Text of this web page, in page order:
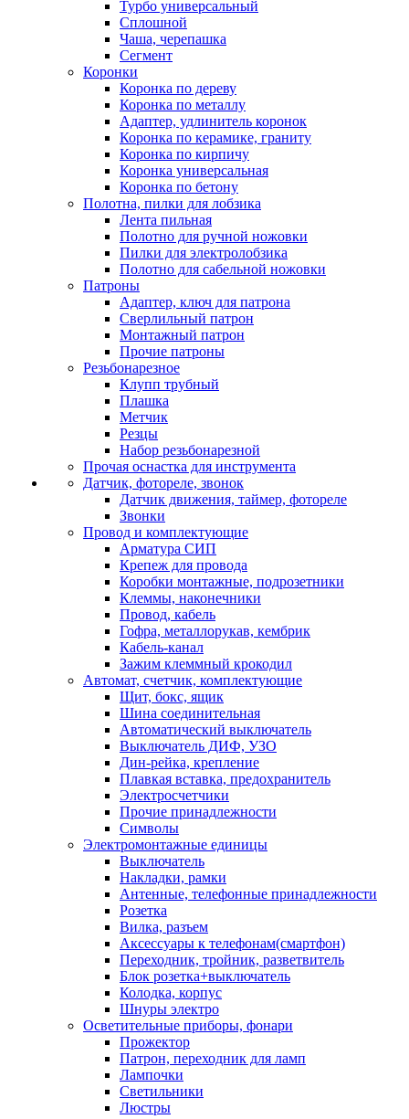
Турбо универсальный
Сплошной
Чаша, черепашка
Сегмент
Коронки
Коронка по дереву
Коронка по металлу
Адаптер, удлинитель коронок
Коронка по керамике, граниту
Коронка по кирпичу
Коронка универсальная
Коронка по бетону
Полотна, пилки для лобзика
Лента пильная
Полотно для ручной ножовки
Пилки для электролобзика
Полотно для сабельной ножовки
Патроны
Адаптер, ключ для патрона
Сверлильный патрон
Монтажный патрон
Прочие патроны
Резьбонарезное
Клупп трубный
Плашка
Метчик
Резцы
Набор резьбонарезной
Прочая оснастка для инструмента
Датчик, фотореле, звонок
Датчик движения, таймер, фотореле
Звонки
Провод и комплектующие
Арматура СИП
Крепеж для провода
Коробки монтажные, подрозетники
Клеммы, наконечники
Провод, кабель
Гофра, металлорукав, кембрик
Кабель-канал
Зажим клеммный крокодил
Автомат, счетчик, комплектующие
Щит, бокс, ящик
Шина соединительная
Автоматический выключатель
Выключатель ДИФ, УЗО
Дин-рейка, крепление
Плавкая вставка, предохранитель
Электросчетчики
Прочие принадлежности
Символы
Электромонтажные единицы
Выключатель
Накладки, рамки
Антенные, телефонные принадлежности
Розетка
Вилка, разъем
Аксессуары к телефонам(смартфон)
Переходник, тройник, разветвитель
Блок розетка+выключатель
Колодка, корпус
Шнуры электро
Осветительные приборы, фонари
Прожектор
Патрон, переходник для ламп
Лампочки
Светильники
Люстры